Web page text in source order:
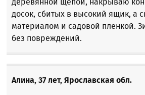
досок, сбитых в высокий ящик, а
материалом и садовой пленкой.
без повреждений.
Алина, 37 лет, Ярославская обл.